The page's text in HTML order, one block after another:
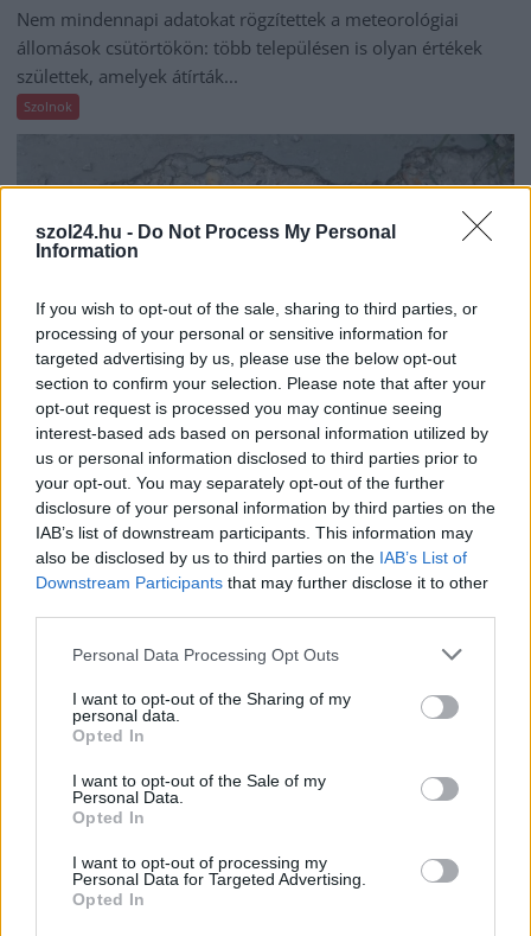
szol24.hu - Do Not Process My Personal
Information
If you wish to opt-out of the sale, sharing to third parties, or
processing of your personal or sensitive information for
targeted advertising by us, please use the below opt-out
section to confirm your selection. Please note that after your
opt-out request is processed you may continue seeing
interest-based ads based on personal information utilized by
us or personal information disclosed to third parties prior to
your opt-out. You may separately opt-out of the further
disclosure of your personal information by third parties on the
IAB’s list of downstream participants. This information may
also be disclosed by us to third parties on the IAB’s List of
Downstream Participants that may further disclose it to other
Please note that this website/app uses one or more Google
not limited to your visit or usage behaviour. You may click to
grant or deny consent to Google and its third-party tags to
use your data for below specified purposes in below Google
consent section.
Personal Data Processing Opt Outs
I want to opt-out of the Sharing of my
personal data.
Opted In
I want to opt-out of the Sale of my
Personal Data.
Opted In
I want to opt-out of processing my
Personal Data for Targeted Advertising.
Opted In
Nem mindennapi adatokat rögzítettek a meteorológiai
állomások csütörtökön: több településen is olyan értékek
születtek, amelyek átírták...
Szolnok
2026.08.06. Kiss Lajos
Csendélet 5.0: alig balesetveszélyes lépcső és
remek állapotban levő buszmegálló mutatja, hogy
Szolnok mennyire élhető város
Ha csak ezeket a képeket látnánk, azt gondolnánk, hogy az
egyik leglepusztultabb balkáni vidéken járunk, de...